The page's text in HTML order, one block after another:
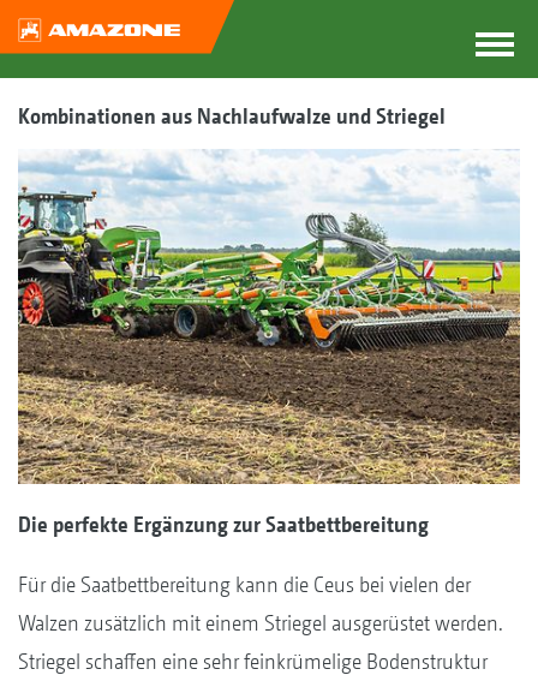
Kombinationen aus Nachlaufwalze und Striegel
Die perfekte Ergänzung zur Saatbettbereitung
Für die Saatbettbereitung kann die Ceus bei vielen der
Walzen zusätzlich mit einem Striegel ausgerüstet werden.
Striegel schaffen eine sehr feinkrümelige Bodenstruktur